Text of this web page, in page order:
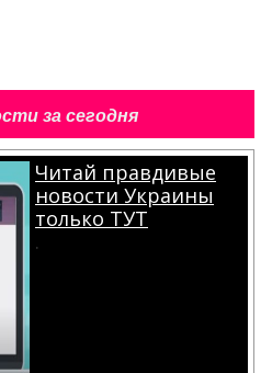
за сегодня
Читай правдивые
новости Украины
только ТУТ
.